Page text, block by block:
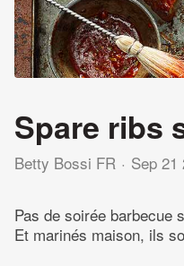
Spare ribs
Betty Bossi FR Sep 21
Pas de soirée barbecue
Et marinés maison, ils